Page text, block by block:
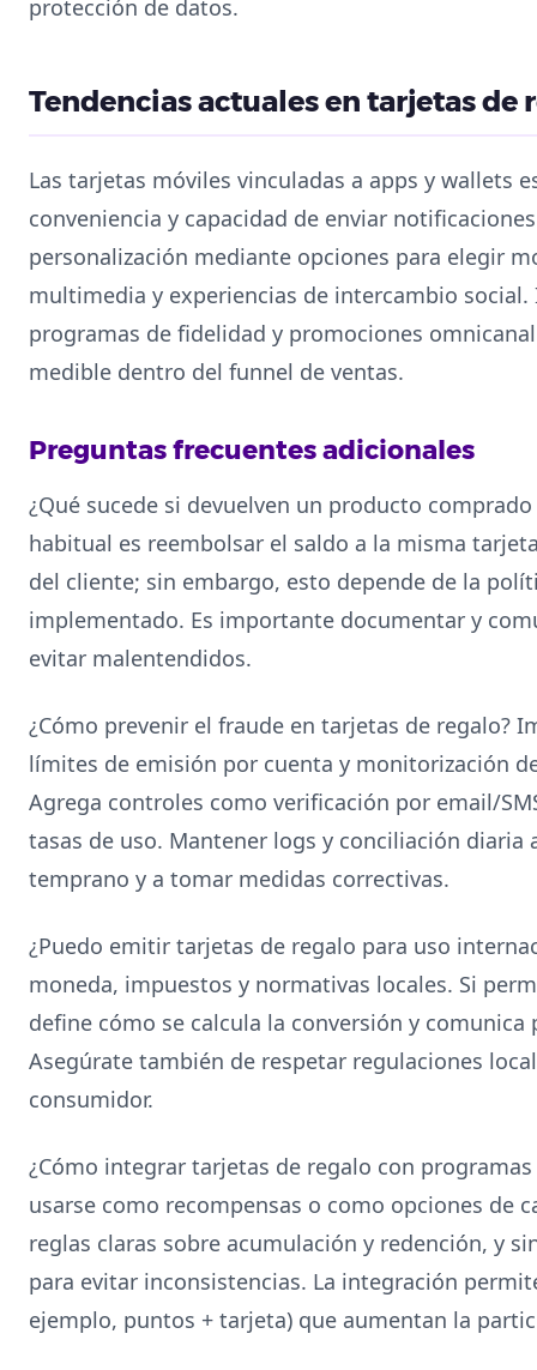
protección de datos.
Tendencias actuales en tarjetas de
Las tarjetas móviles vinculadas a apps y wallets
conveniencia y capacidad de enviar
personalización mediante opciones para elegir
multimedia y experiencias de intercambio
programas de fidelidad y promociones
medible dentro del funnel de ventas.
Preguntas frecuentes adicionales
¿Qué sucede si devuelven un producto
habitual es reembolsar el saldo a la misma
del cliente; sin embargo, esto depende de la
implementado. Es importante documentar y
evitar malentendidos.
¿Cómo prevenir el fraude en tarjetas de regalo?
límites de emisión por cuenta y monitorización
Agrega controles como verificación por email/
tasas de uso. Mantener logs y conciliación diaria
temprano y a tomar medidas correctivas.
¿Puedo emitir tarjetas de regalo para uso
moneda, impuestos y normativas locales. Si
define cómo se calcula la conversión y
Asegúrate también de respetar regulaciones
consumidor.
¿Cómo integrar tarjetas de regalo con
usarse como recompensas o como opciones de
reglas claras sobre acumulación y redención, y
para evitar inconsistencias. La integración
ejemplo, puntos + tarjeta) que aumentan la